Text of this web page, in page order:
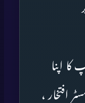
کا اپنا
افتخار ،